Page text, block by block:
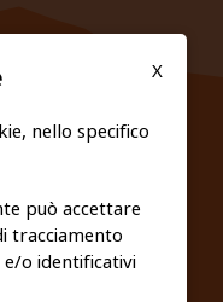
POLICY
X
nello specifico
può accettare
tracciamento
o identificativi